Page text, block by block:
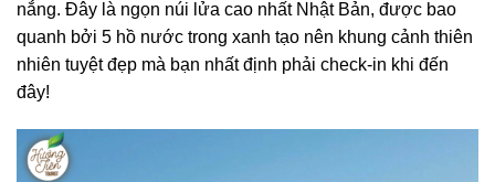
nắng. Đây là ngọn núi lửa cao nhất Nhật Bản, được bao
quanh bởi 5 hồ nước trong xanh tạo nên khung cảnh thiên
nhiên tuyệt đẹp mà bạn nhất định phải check-in khi đến
đây!